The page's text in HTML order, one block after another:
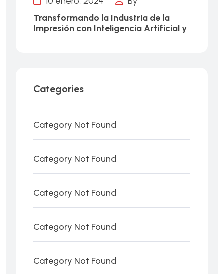
Transformando la Industria de la
Impresión con Inteligencia Artificial y
Categories
Category Not Found
Category Not Found
Category Not Found
Category Not Found
Category Not Found